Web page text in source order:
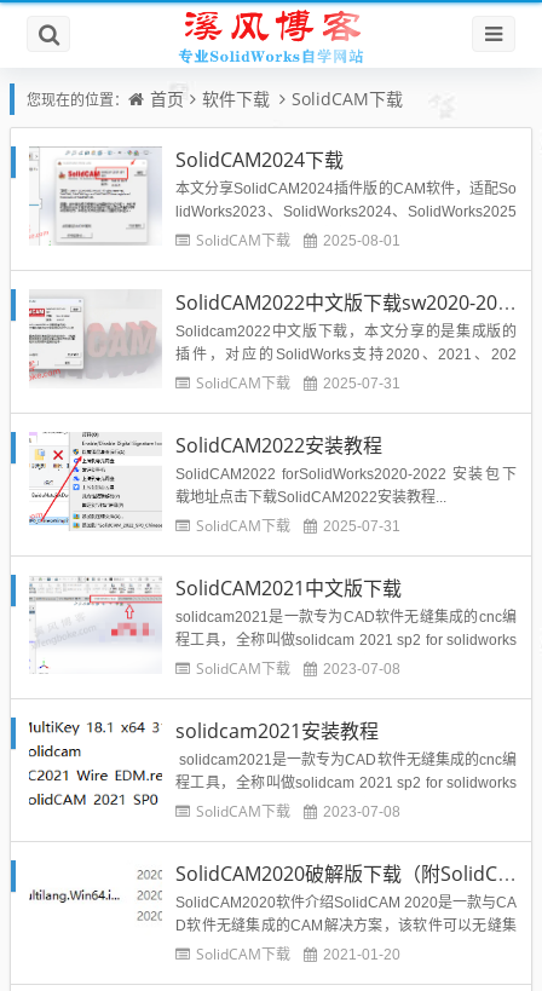
您现在的位置： 首页 软件下载 SolidCAM下载
SolidCAM2024下载
本文分享SolidCAM2024插件版的CAM软件，适配So
lidWorks2023、SolidWorks2024、SolidWorks2025
版本。SolidCAM2024中文版下载地址：...
SolidCAM下载 2025-08-01
SolidCAM2022中文版下载sw2020-2022可用
Solidcam2022中文版下载，本文分享的是集成版的
插件，对应的SolidWorks支持2020、2021、202
2。...SolidCAM下载 2025-07-31
SolidCAM2022安装教程
SolidCAM2022 forSolidWorks2020-2022 安装包下
载地址点击下载SolidCAM2022安装教程...
SolidCAM下载 2025-07-31
SolidCAM2021中文版下载
solidcam2021是一款专为CAD软件无缝集成的cnc编
程工具，全称叫做solidcam 2021 sp2 for solidworks
2012-2021，它是最佳无缝集成于SOLIDWORKS，
命...
SolidCAM下载 2023-07-08
solidcam2021安装教程
solidcam2021是一款专为CAD软件无缝集成的cnc编
程工具，全称叫做solidcam 2021 sp2 for solidworks
2012-2021，它是最佳无缝集成于SOLIDWORKS，
SolidCAM下载 2023-07-08
SolidCAM2020破解版下载（附SolidCAM020安装教程）
SolidCAM2020软件介绍SolidCAM 2020是一款与CA
D软件无缝集成的CAM解决方案，该软件可以无缝集
成于SOLIDWORKS，能够很好的搭配SOLIDWORKS
SolidCAM下载 2021-01-20